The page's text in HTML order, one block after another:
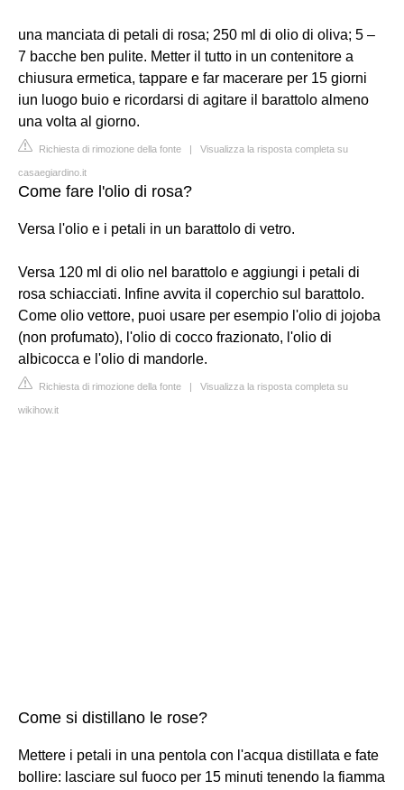
una manciata di petali di rosa; 250 ml di olio di oliva; 5 –
7 bacche ben pulite. Metter il tutto in un contenitore a
chiusura ermetica, tappare e far macerare per 15 giorni
iun luogo buio e ricordarsi di agitare il barattolo almeno
una volta al giorno.
Richiesta di rimozione della fonte | Visualizza la risposta completa su
casaegiardino.it
Come fare l'olio di rosa?
Versa l'olio e i petali in un barattolo di vetro.
Versa 120 ml di olio nel barattolo e aggiungi i petali di
rosa schiacciati. Infine avvita il coperchio sul barattolo.
Come olio vettore, puoi usare per esempio l'olio di jojoba
(non profumato), l'olio di cocco frazionato, l'olio di
albicocca e l'olio di mandorle.
Richiesta di rimozione della fonte | Visualizza la risposta completa su
wikihow.it
Come si distillano le rose?
Mettere i petali in una pentola con l'acqua distillata e fate
bollire: lasciare sul fuoco per 15 minuti tenendo la fiamma